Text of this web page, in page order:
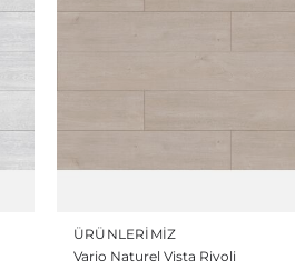
ÜRÜNLERIMIZ
Vario Naturel Vista Rivoli